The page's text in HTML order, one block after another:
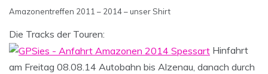
Amazonentreffen 2011 – 2014 – unser Shirt
Die Tracks der Touren:
Hinfahrt
am Freitag 08.08.14 Autobahn bis Alzenau, danach durch